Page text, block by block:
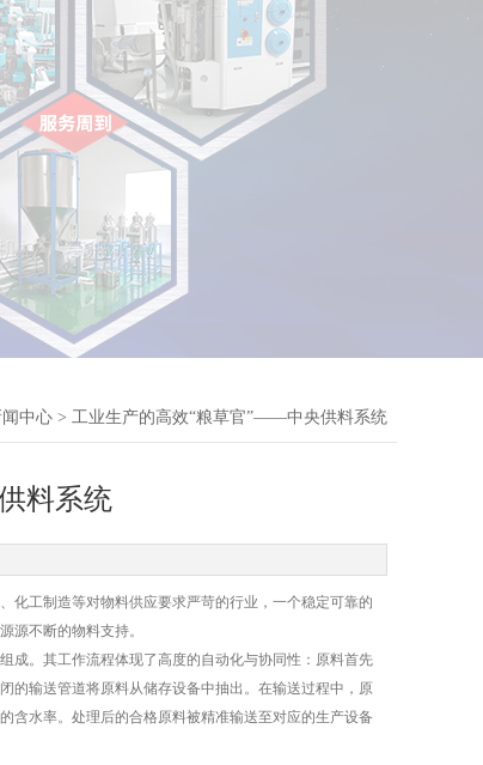
闻中心 > 工业生产的高效“粮草官”——中央供料系统​
料系统​
工制造等对物料供应要求严苛的行业，一个稳定可靠的
源不断的物料支持。​
。其工作流程体现了高度的自动化与协同性：原料首先
的输送管道将原料从储存设备中抽出。在输送过程中，原
含水率。处理后的合格原料被精准输送至对应的生产设备